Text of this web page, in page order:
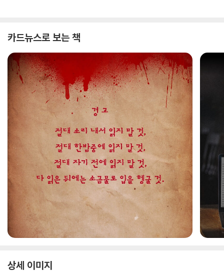
카드뉴스로 보는 책
상세 이미지